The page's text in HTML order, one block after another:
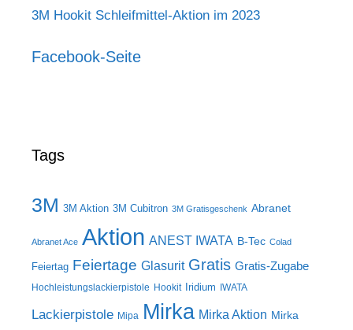
3M Hookit Schleifmittel-Aktion im 2023
Facebook-Seite
Tags
3M 3M Aktion 3M Cubitron 3M Gratisgeschenk Abranet
Abranet Ace Aktion ANEST IWATA B-Tec Colad
Feiertag Feiertage Glasurit Gratis Gratis-Zugabe
Hochleistungslackierpistole Hookit Iridium IWATA
Lackierpistole Mipa Mirka Mirka Aktion Mirka